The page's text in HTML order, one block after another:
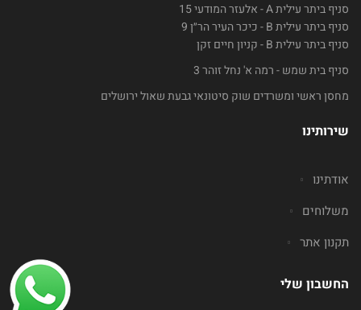
סניף ביתר עילית A - אלעזר המודעי 15
סניף ביתר עילית B - כיכר העיר הר״ן 9
סניף ביתר עילית B - קניון חיים זקן
סניף בית שמש - רמה א' נחל זוהר 3
מחסן ראשי ומשרדים שוק סיטונאי גבעת שאול ירושלים
שירותינו
אודתינו
משלוחים
תקנון אתר
החשבון שלי